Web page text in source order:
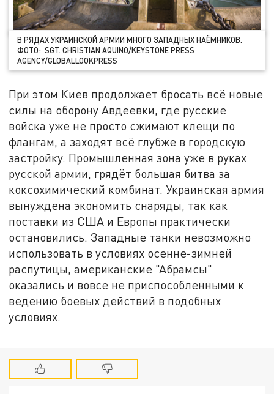
В РЯДАХ УКРАИНСКОЙ АРМИИ МНОГО ЗАПАДНЫХ НАЁМНИКОВ.
ФОТО: SGT. CHRISTIAN AQUINO/KEYSTONE PRESS
AGENCY/GLOBALLOOKPRESS
При этом Киев продолжает бросать всё новые
силы на оборону Авдеевки, где русские
войска уже не просто сжимают клещи по
флангам, а заходят всё глубже в городскую
застройку. Промышленная зона уже в руках
русской армии, грядёт большая битва за
коксохимический комбинат. Украинская армия
вынуждена экономить снаряды, так как
поставки из США и Европы практически
остановились. Западные танки невозможно
использовать в условиях осенне-зимней
распутицы, американские "Абрамсы"
оказались и вовсе не приспособленными к
ведению боевых действий в подобных
условиях.